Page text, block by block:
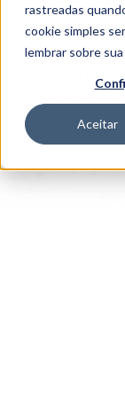
rastreadas
cookie simples
lembrar sobre
Aceitar
Home >
Acontece
Saúde